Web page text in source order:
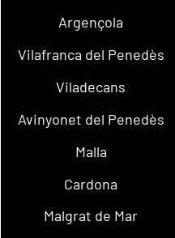
Argençola
Vilafranca del Penedès
Viladecans
Avinyonet del Penedès
Malla
Cardona
Malgrat de Mar